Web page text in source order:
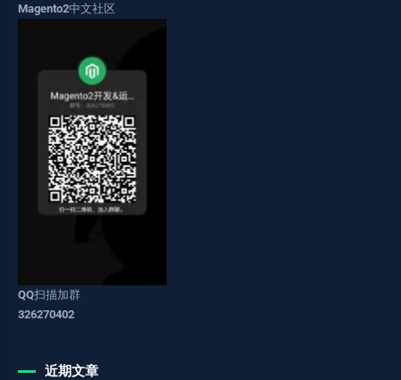
Magento2中文社区
QQ扫描加群
326270402
近期文章